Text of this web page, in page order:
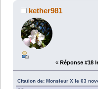
24881 fois)
kether981
« Réponse #18
Citation de: Monsieur X le 03